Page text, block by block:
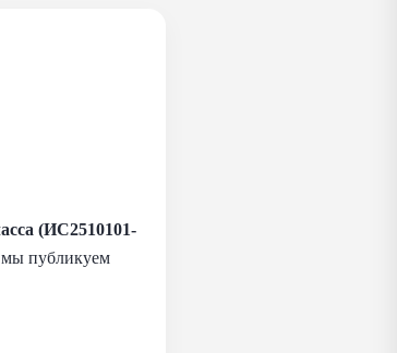
(ИС2510101-
мы публикуем